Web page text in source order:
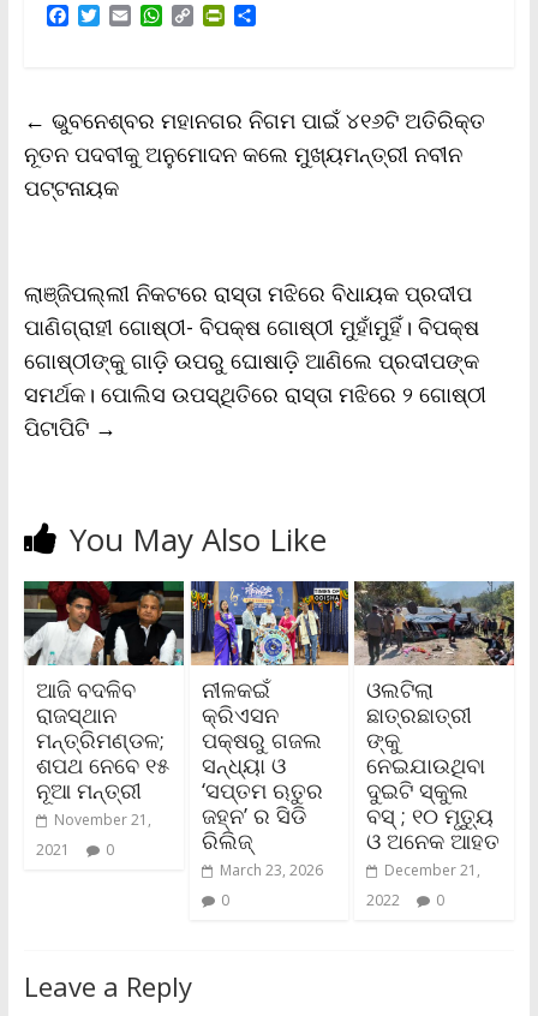
F
o
o
k
T
e
r
E
W
A
p
p
C
i
n
k
P
F
r
i
S
← ଭୁବନେଶ୍ବର ମହାନଗର ନିଗମ ପାଇଁ ୪୧୬ଟି ଅତିରିକ୍ତ
ନୂତନ ପଦବୀକୁ ଅନୁମୋଦନ କଲେ ମୁଖ୍ୟମନ୍ତ୍ରୀ ନବୀନ
ପଟ୍ଟନାୟକ
ଲାଞ୍ଜିପଲ୍ଲୀ ନିକଟରେ ରାସ୍ତା ମଝିରେ ବିଧାୟକ ପ୍ରଦୀପ
ପାଣିଗ୍ରାହୀ ଗୋଷ୍ଠୀ- ବିପକ୍ଷ ଗୋଷ୍ଠୀ ମୁହାଁମୁହିଁ। ବିପକ୍ଷ
ଗୋଷ୍ଠୀଙ୍କୁ ଗାଡ଼ି ଉପରୁ ଘୋଷାଡ଼ି ଆଣିଲେ ପ୍ରଦୀପଙ୍କ
ସମର୍ଥକ। ପୋଲିସ ଉପସ୍ଥିତିରେ ରାସ୍ତା ମଝିରେ ୨ ଗୋଷ୍ଠୀ
ପିଟାପିଟି →
You May Also Like
ଆଜି ବଦଳିବ
ରାଜସ୍ଥାନ
ମନ୍ତ୍ରିମଣ୍ଡଳ;
ଶପଥ ନେବେ ୧୫
ନୂଆ ମନ୍ତ୍ରୀ
November 21,
2021
0
ନୀଳକଇଁ
କ୍ରିଏସନ
ପକ୍ଷରୁ ଗଜଲ
ସନ୍ଧ୍ୟା ଓ
‘ସପ୍ତମ ଋତୁର
ଜହ୍ନ’ ର ସିଡି
ରିଲିଜ୍
March 23, 2026
0
ଓଲଟିଲା
ଛାତ୍ରଛାତ୍ରୀ
ଙ୍କୁ
ନେଇଯାଉଥିବା
ଦୁଇଟି ସ୍କୁଲ
ବସ୍ ; ୧୦ ମୃତ୍ୟୁ
ଓ ଅନେକ ଆହତ
December 21,
2022
0
Leave a Reply